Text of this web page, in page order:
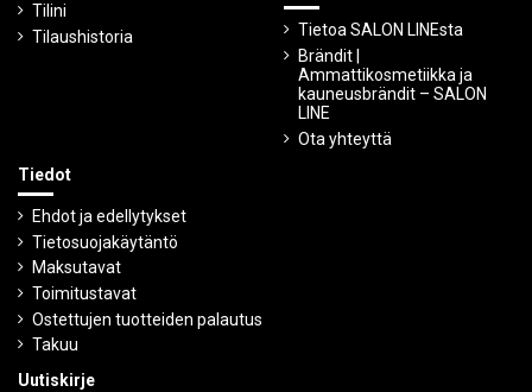
Tilini
Tilaushistoria
Tietoa SALON LINEsta
Brändit |
Ammattikosmetiikka ja
kauneusbrändit – SALON
LINE
Ota yhteyttä
Tiedot
Ehdot ja edellytykset
Tietosuojakäytäntö
Maksutavat
Toimitustavat
Ostettujen tuotteiden palautus
Takuu
Uutiskirje